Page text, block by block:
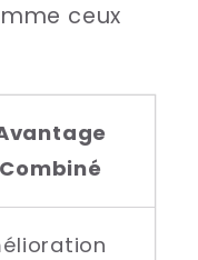
ceux
Combiné